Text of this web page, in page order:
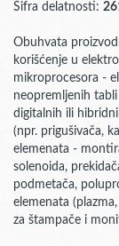
Šifra delatnosti:
Obuhvata
korišćenje u
mikroprocesora -
neopremljenih
digitalnih ili
(npr. prigušivača,
elemenata -
solenoida,
podmetača,
elemenata
za štampače i